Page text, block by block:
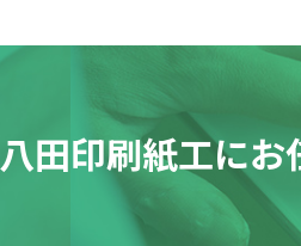
八田印刷紙工に